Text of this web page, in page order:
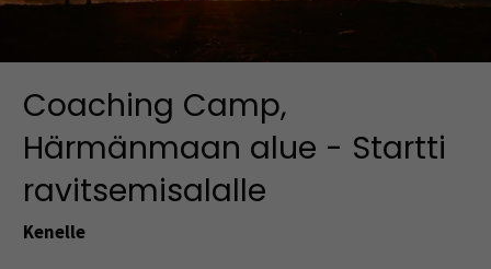
Coaching Camp,
Härmänmaan alue - Startti
ravitsemisalalle
Kenelle